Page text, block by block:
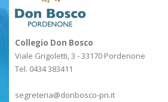
Collegio Don Bosco
Viale Grigoletti, 3 - 33170 Pordenone
Tel. 0434 383411
segreteria@donbosco-pn.it